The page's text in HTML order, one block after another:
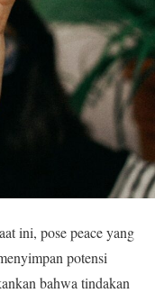
ini, pose peace yang
potensi
bahwa tindakan